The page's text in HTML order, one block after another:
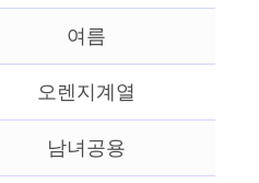
여름
오렌지계열
남녀공용